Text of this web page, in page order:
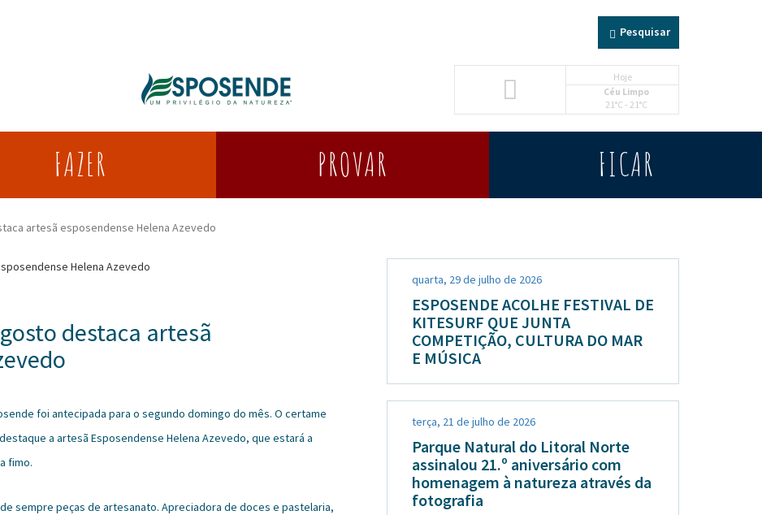
Pesquisar
Hoje
Céu Limpo
21°C - 21°C
FAZER PROVAR FICAR
artesã esposendense Helena Azevedo
destaca artesã
foi antecipada para o segundo domingo do mês. O certame
a artesã Esposendense Helena Azevedo, que estará a
fimo.
sempre peças de artesanato. Apreciadora de doces e pastelaria,
quarta, 29 de julho de 2026
ESPOSENDE ACOLHE FESTIVAL DE
KITESURF QUE JUNTA
COMPETIÇÃO, CULTURA DO MAR
E MÚSICA
terça, 21 de julho de 2026
Parque Natural do Litoral Norte
assinalou 21.º aniversário com
homenagem à natureza através da
fotografia